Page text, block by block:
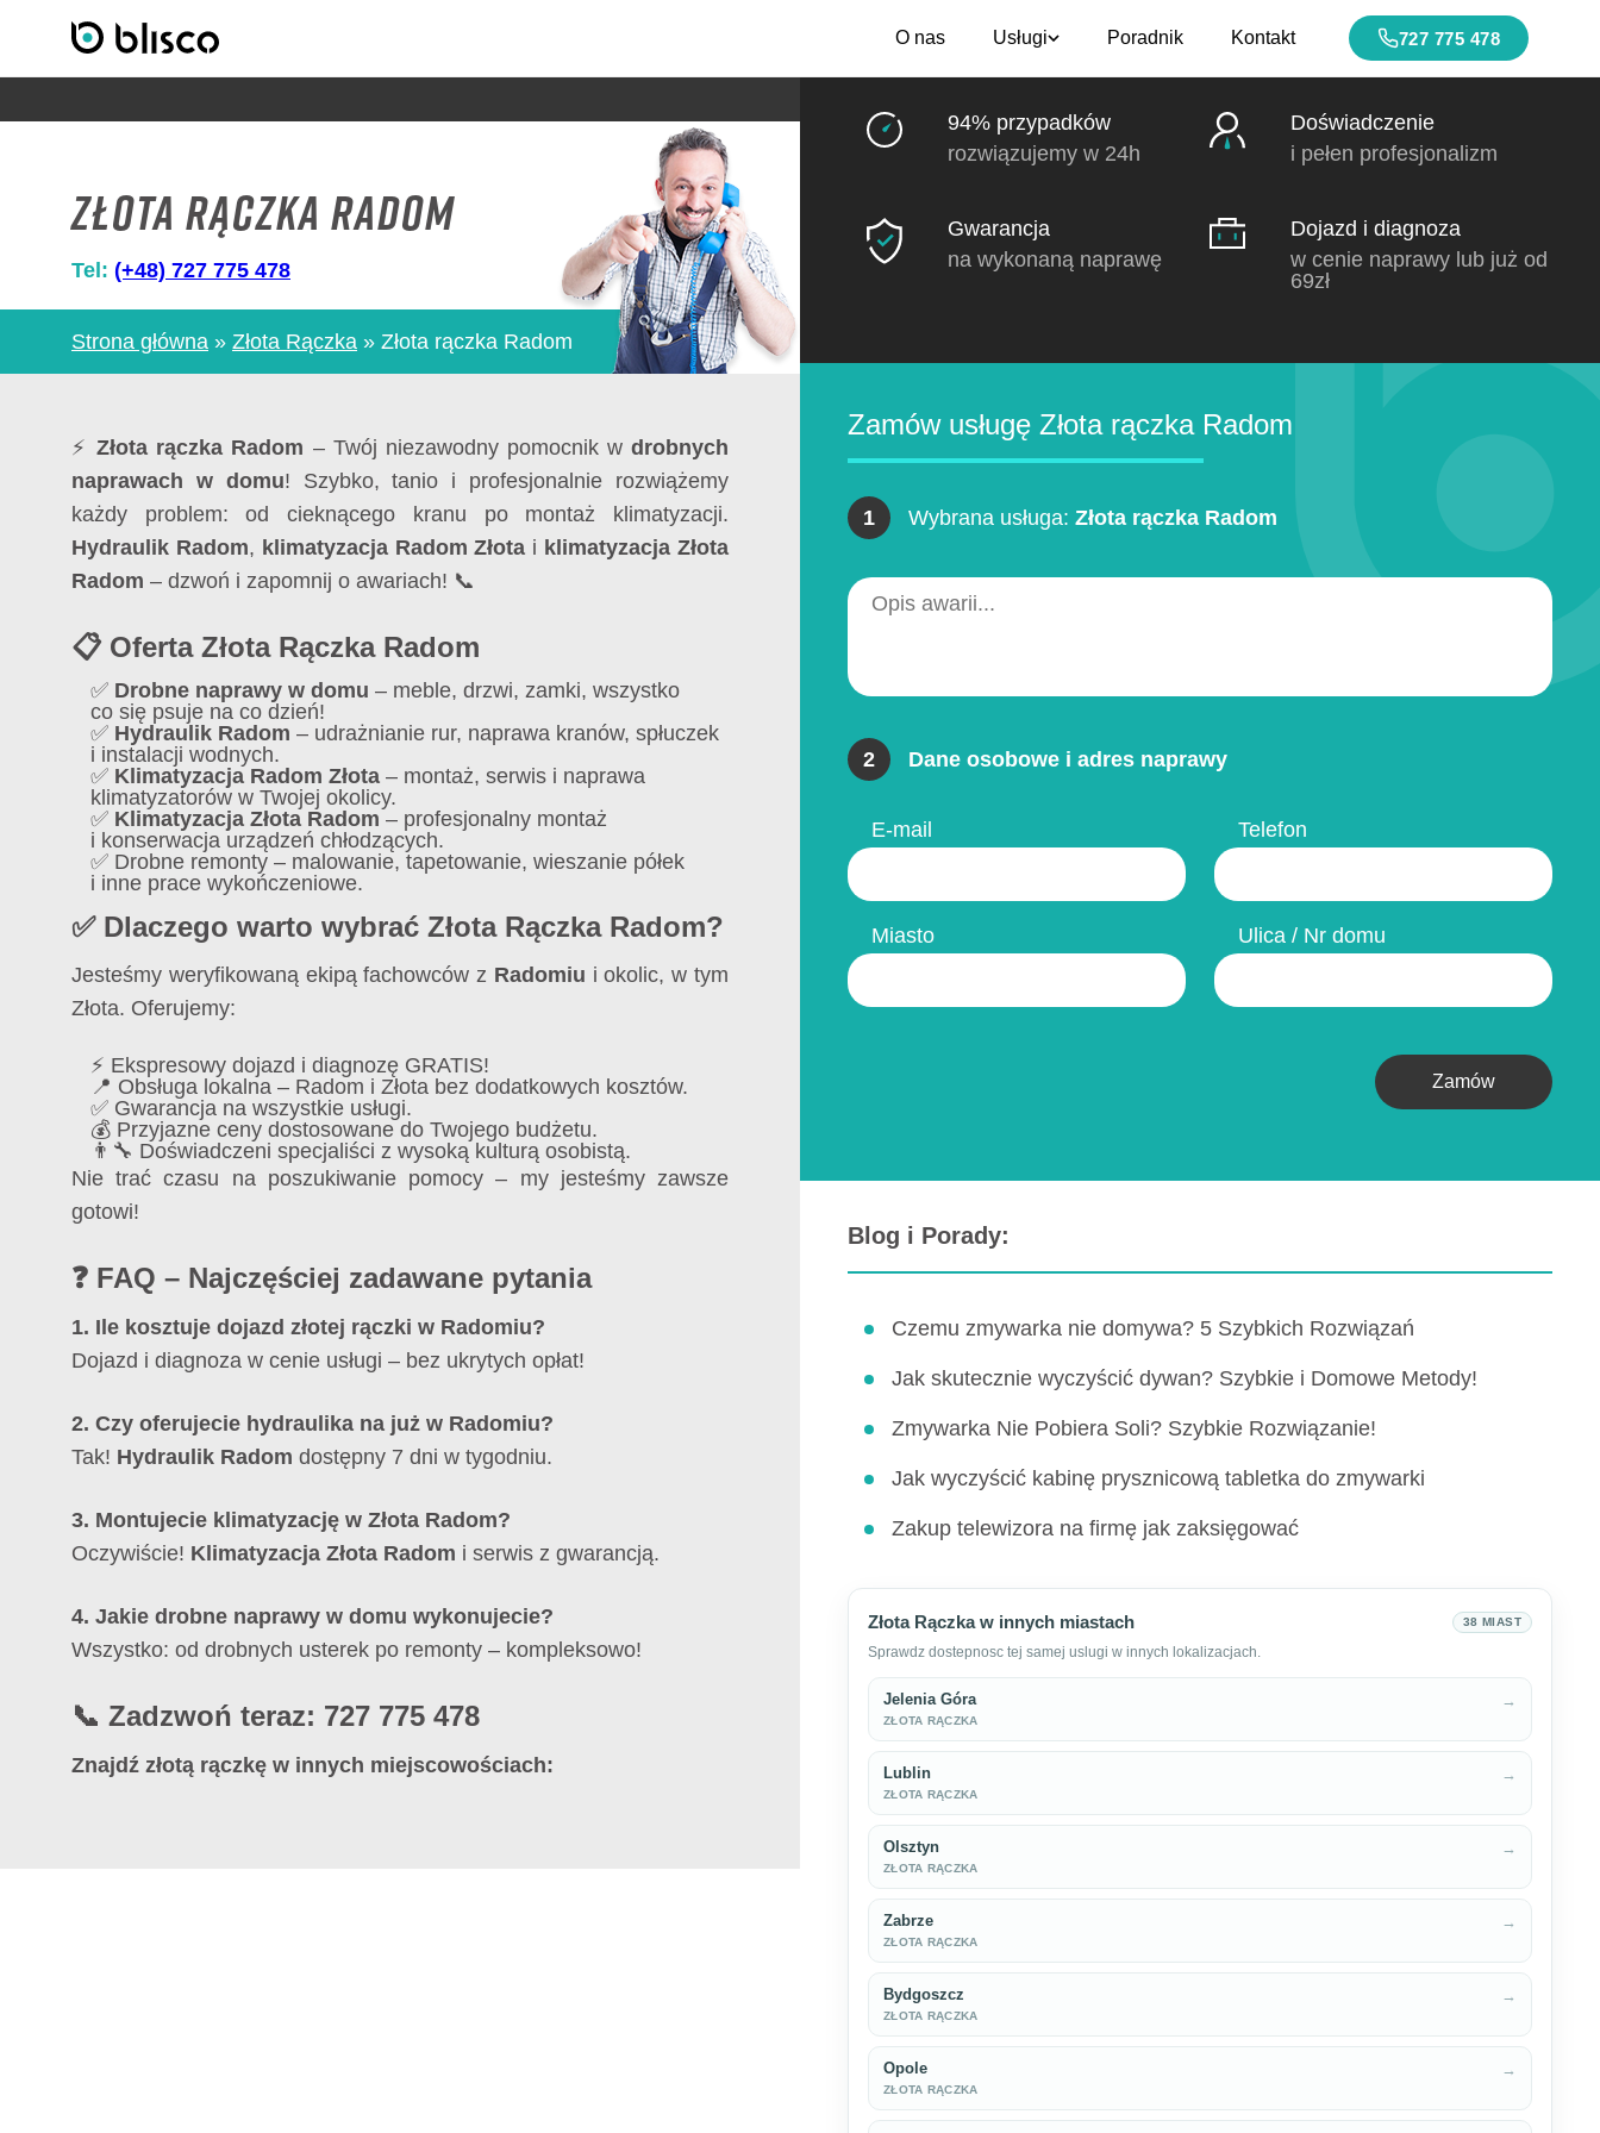
O nas Usługi Poradnik Kontakt 727 775 478
Złota rączka Radom
Tel: (+48) 727 775 478
Strona główna » Złota Rączka » Złota rączka Radom
⚡Złota rączka Radom – Twój niezawodny pomocnik wdrobnych
naprawach w domu! Szybko, tanio i profesjonalnie rozwiążemy
każdy problem: od cieknącego kranu po montaż klimatyzacji.
Hydraulik Radom, klimatyzacja Radom Złota i klimatyzacja Złota
Radom – dzwoń i zapomnij o awariach! 📞
📋 Oferta Złota Rączka Radom
✅ Drobne naprawy w domu – meble, drzwi, zamki, wszystko
co się psuje na co dzień!
✅ Hydraulik Radom – udrażnianie rur, naprawa kranów, spłuczek
i instalacji wodnych.
✅ Klimatyzacja Radom Złota – montaż, serwis i naprawa
klimatyzatorów w Twojej okolicy.
✅ Klimatyzacja Złota Radom – profesjonalny montaż
i konserwacja urządzeń chłodzących.
✅ Drobne remonty – malowanie, tapetowanie, wieszanie półek
i inne prace wykończeniowe.
✅ Dlaczego warto wybrać Złota Rączka Radom?
Jesteśmy weryfikowaną ekipą fachowców z Radomiu i okolic, w tym
Złota. Oferujemy:
⚡ Ekspresowy dojazd i diagnozę GRATIS!
📍 Obsługa lokalna – Radom i Złota bez dodatkowych kosztów.
✅ Gwarancja na wszystkie usługi.
💰 Przyjazne ceny dostosowane do Twojego budżetu.
👨‍🔧 Doświadczeni specjaliści z wysoką kulturą osobistą.
Nie trać czasu na poszukiwanie pomocy – my jesteśmy zawsze
gotowi!
❓ FAQ – Najczęściej zadawane pytania
1. Ile kosztuje dojazd złotej rączki w Radomiu?
Dojazd i diagnoza w cenie usługi – bez ukrytych opłat!
2. Czy oferujecie hydraulika na już w Radomiu?
Tak! Hydraulik Radom dostępny 7 dni w tygodniu.
3. Montujecie klimatyzację w Złota Radom?
Oczywiście! Klimatyzacja Złota Radom i serwis z gwarancją.
4. Jakie drobne naprawy w domu wykonujecie?
Wszystko: od drobnych usterek po remonty – kompleksowo!
📞 Zadzwoń teraz: 727 775 478
Znajdź złotą rączkę w innych miejscowościach:
94% przypadków
rozwiązujemy w 24h
Doświadczenie
i pełen profesjonalizm
Gwarancja
na wykonaną naprawę
Dojazd i diagnoza
w cenie naprawy lub już od
69zł
Zamów usługę Złota rączka Radom
1 Wybrana usługa: Złota rączka Radom
2 Dane osobowe i adres naprawy
E-mail Telefon
Miasto Ulica / Nr domu
Zamów
Blog i Porady:
Czemu zmywarka nie domywa? 5 Szybkich Rozwiązań
Jak skutecznie wyczyścić dywan? Szybkie i Domowe Metody!
Zmywarka Nie Pobiera Soli? Szybkie Rozwiązanie!
Jak wyczyścić kabinę prysznicową tabletka do zmywarki
Zakup telewizora na firmę jak zaksięgować
Złota Rączka w innych miastach 38 MIAST
Sprawdz dostepnosc tej samej uslugi w innych lokalizacjach.
Jelenia Góra
ZŁOTA RĄCZKA
→
Lublin
ZŁOTA RĄCZKA
→
Olsztyn
ZŁOTA RĄCZKA
→
Zabrze
ZŁOTA RĄCZKA
→
Bydgoszcz
ZŁOTA RĄCZKA
→
Opole
ZŁOTA RĄCZKA
→